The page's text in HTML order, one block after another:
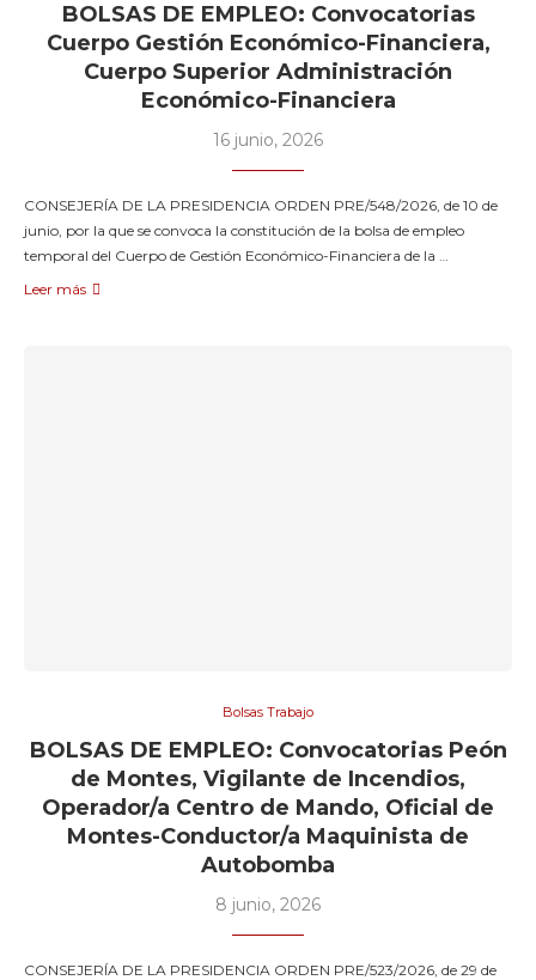
BOLSAS DE EMPLEO: Convocatorias
Cuerpo Gestión Económico-Financiera,
Cuerpo Superior Administración
Económico-Financiera
16 junio, 2026
CONSEJERÍA DE LA PRESIDENCIA ORDEN PRE/548/2026, de 10 de
junio, por la que se convoca la constitución de la bolsa de empleo
temporal del Cuerpo de Gestión Económico-Financiera de la …
Leer más
Bolsas Trabajo
BOLSAS DE EMPLEO: Convocatorias Peón
de Montes, Vigilante de Incendios,
Operador/a Centro de Mando, Oficial de
Montes-Conductor/a Maquinista de
Autobomba
8 junio, 2026
CONSEJERÍA DE LA PRESIDENCIA ORDEN PRE/523/2026, de 29 de